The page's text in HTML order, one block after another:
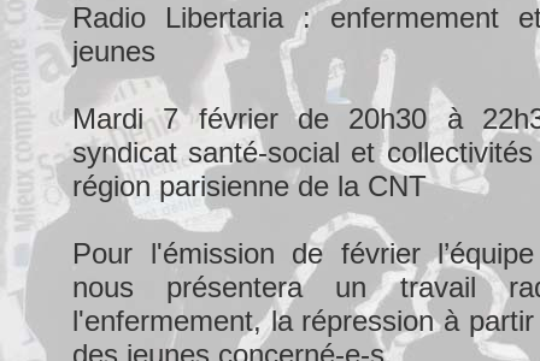
Radio Libertaria : enfermement
jeunes
Mardi 7 février de 20h30 à
syndicat santé-social et
région parisienne de la CNT
Pour l'émission de février
nous présentera un travail
l'enfermement, la répression à
des jeunes concerné-e-s.